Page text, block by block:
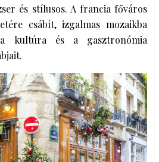
és stílusos. A francia főváros
csábít, izgalmas mozaikba
kultúra és a gasztronómia